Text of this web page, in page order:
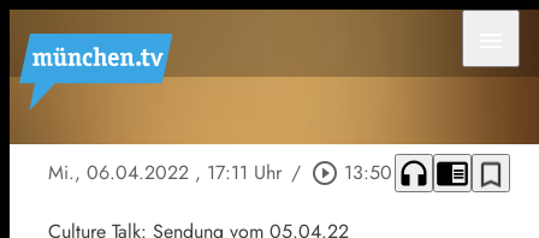
Mi., 06.04.2022 , 17:11 Uhr / play_circle_outline 13:50 headphones chrome_reader_mode bookmark_border
Culture Talk: Sendung vom 05.04.22